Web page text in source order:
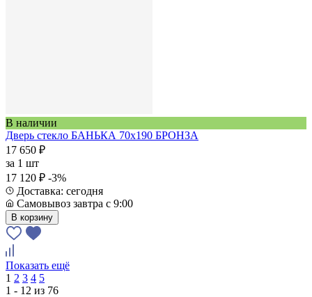
В наличии
Дверь стекло БАНЬКА 70х190 БРОНЗА
17 650 ₽
за 1 шт
17 120 ₽ -3%
Доставка: сегодня
Самовывоз завтра с 9:00
В корзину
Показать ещё
1 2 3 4 5
1 - 12 из 76